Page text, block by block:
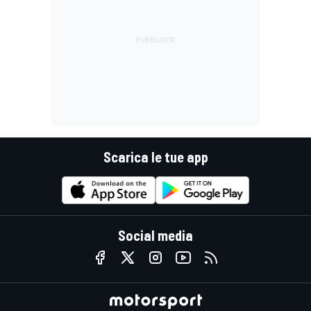
Scarica le tue app
Social media